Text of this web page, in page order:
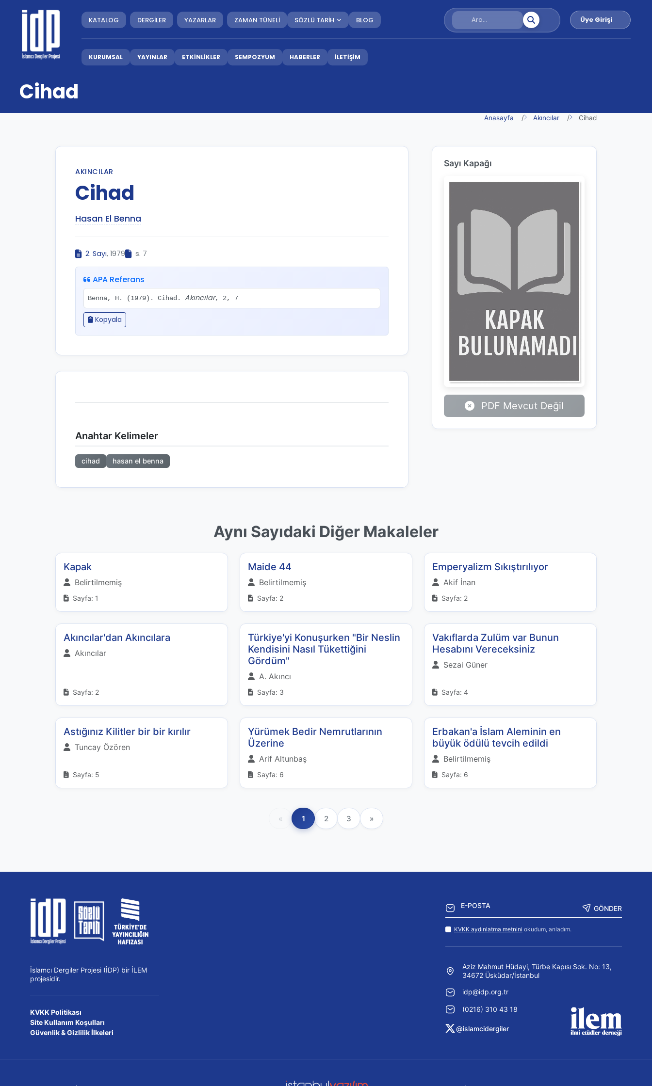
KATALOG DERGİLER YAZARLAR ZAMAN TÜNELİ SÖZLÜ TARİH BLOG Üye Girişi
KURUMSAL YAYINLAR ETKİNLİKLER SEMPOZYUM HABERLER İLETİŞİM
Cihad
Anasayfa Akıncılar Cihad
AKINCILAR
Cihad
Hasan El Benna
2. Sayı, 1979 s. 7
APA Referans
Benna, H. (1979). Cihad. Akıncılar, 2, 7
Kopyala
Anahtar Kelimeler
cihad hasan el benna
Sayı Kapağı
PDF Mevcut Değil
Aynı Sayıdaki Diğer Makaleler
Kapak
Belirtilmemiş
Sayfa: 1
Maide 44
Belirtilmemiş
Sayfa: 2
Emperyalizm Sıkıştırılıyor
Akif İnan
Sayfa: 2
Akıncılar'dan Akıncılara
Akıncılar
Sayfa: 2
Türkiye'yi Konuşurken "Bir Neslin
Kendisini Nasıl Tükettiğini
Gördüm"
A. Akıncı
Sayfa: 3
Vakıflarda Zulüm var Bunun
Hesabını Vereceksiniz
Sezai Güner
Sayfa: 4
Astığınız Kilitler bir bir kırılır
Tuncay Özören
Sayfa: 5
Yürümek Bedir Nemrutlarının
Üzerine
Arif Altunbaş
Sayfa: 6
Erbakan'a İslam Aleminin en
büyük ödülü tevcih edildi
Belirtilmemiş
Sayfa: 6
« 1 2 3 »
İslamcı Dergiler Projesi (İDP) bir İLEM
projesidir.
KVKK Politikası
Site Kullanım Koşulları
Güvenlik & Gizlilik İlkeleri
GÖNDER
KVKK aydınlatma metnini okudum, anladım.
Aziz Mahmut Hüdayi, Türbe Kapısı Sok. No: 13,
34672 Üsküdar/İstanbul
idp@idp.org.tr
(0216) 310 43 18
@islamcidergiler